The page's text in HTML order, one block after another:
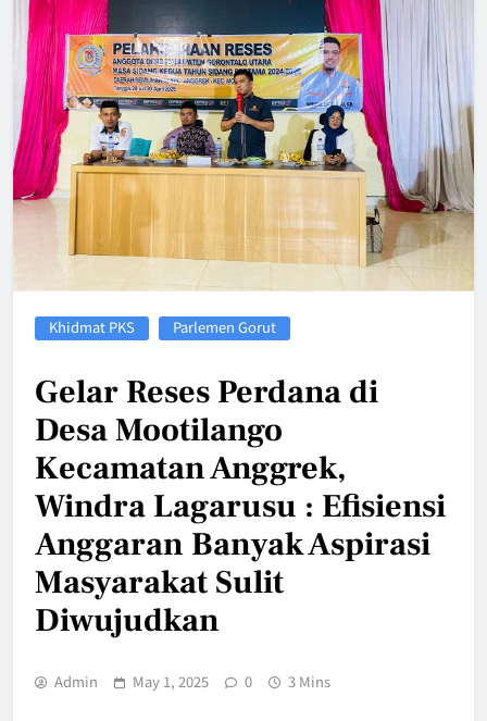
Khidmat PKS Parlemen Gorut
Gelar Reses Perdana di
Desa Mootilango
Kecamatan Anggrek,
Windra Lagarusu : Efisiensi
Anggaran Banyak Aspirasi
Masyarakat Sulit
Diwujudkan
Admin May 1, 2025 0 3 Mins